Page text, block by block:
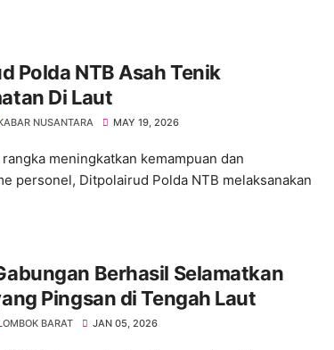
Polda NTB Asah Tenik
Di Laut
NUSANTARA MAY 19, 2026
meningkatkan kemampuan dan
personel, Ditpolairud Polda NTB melaksanakan
Berhasil Selamatkan
Pingsan di Tengah Laut
BARAT JAN 05, 2026